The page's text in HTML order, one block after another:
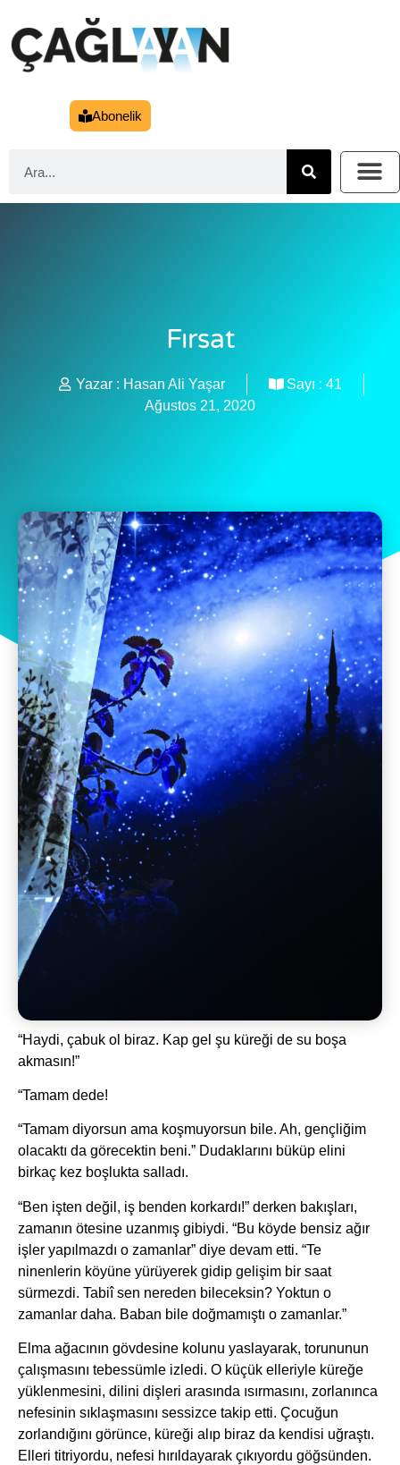
Abonelik
Fırsat
Yazar : Hasan Ali Yaşar Sayı : 41
Ağustos 21, 2020
“Haydi, çabuk ol biraz. Kap gel şu küreği de su boşa
akmasın!”
“Tamam dede!
“Tamam diyorsun ama koşmuyorsun bile. Ah, gençliğim
olacaktı da görecektin beni.” Dudaklarını büküp elini
birkaç kez boşlukta salladı.
“Ben işten değil, iş benden korkardı!” derken bakışları,
zamanın ötesine uzanmış gibiydi. “Bu köyde bensiz ağır
işler yapılmazdı o zamanlar” diye devam etti. “Te
ninenlerin köyüne yürüyerek gidip gelişim bir saat
sürmezdi. Tabiî sen nereden bileceksin? Yoktun o
zamanlar daha. Baban bile doğmamıştı o zamanlar.”
Elma ağacının gövdesine kolunu yaslayarak, torununun
çalışmasını tebessümle izledi. O küçük elleriyle küreğe
yüklenmesini, dilini dişleri arasında ısırmasını, zorlanınca
nefesinin sıklaşmasını sessizce takip etti. Çocuğun
zorlandığını görünce, küreği alıp biraz da kendisi uğraştı.
Elleri titriyordu, nefesi hırıldayarak çıkıyordu göğsünden.